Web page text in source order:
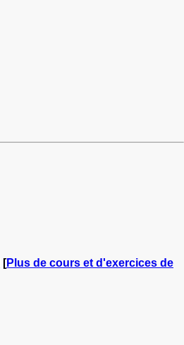
[Plus de cours et d'exercices de